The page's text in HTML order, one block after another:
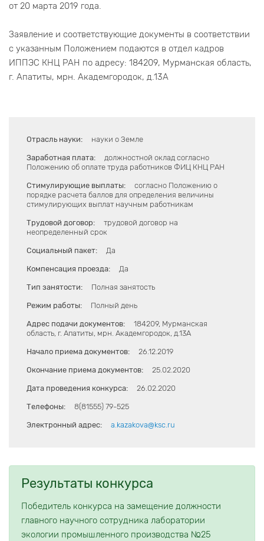
от 20 марта 2019 года.
Заявление и соответствующие документы в соответствии
с указанным Положением подаются в отдел кадров
ИППЭС КНЦ РАН по адресу: 184209, Мурманская область,
г. Апатиты, мрн. Академгородок, д.13А
Отрасль науки: науки о Земле
Заработная плата:
должностной оклад согласно
Положению об оплате труда работников ФИЦ КНЦ РАН
Стимулирующие выплаты:
согласно Положению о
порядке расчета баллов для определения величины
стимулирующих выплат научным работникам
Трудовой договор:
трудовой договор на
неопределенный срок
Социальный пакет: Да
Компенсация проезда: Да
Тип занятости: Полная занятость
Режим работы: Полный день
Адрес подачи документов:
184209, Мурманская
область, г. Апатиты, мрн. Академгородок, д.13А
Начало приема документов: 26.12.2019
Окончание приема документов: 25.02.2020
Дата проведения конкурса: 26.02.2020
Телефоны: 8(81555) 79-525
Электронный адрес: a.kazakova@ksc.ru
Результаты конкурса
Победитель конкурса на замещение должности
главного научного сотрудника лаборатории
экологии промышленного производства №25